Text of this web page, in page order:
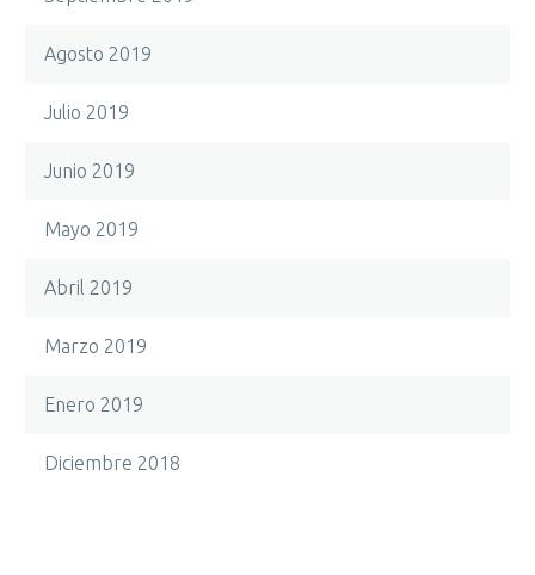
Agosto 2019
Julio 2019
Junio 2019
Mayo 2019
Abril 2019
Marzo 2019
Enero 2019
Diciembre 2018